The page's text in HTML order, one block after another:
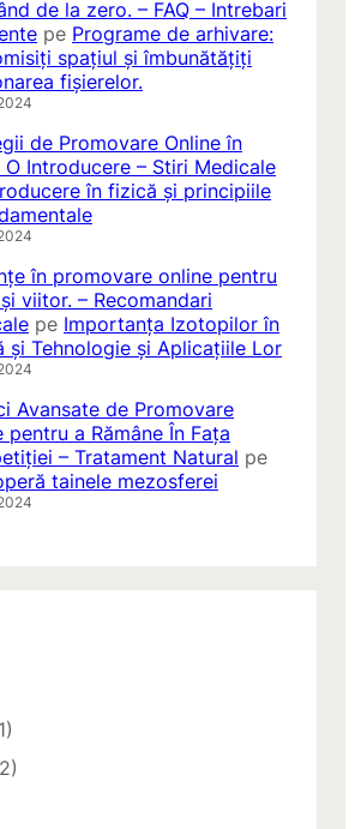
de la zero. – FAQ – Intrebari
pe Programe de arhivare:
spațiul și îmbunătățiți
fișierelor.
de Promovare Online în
O Introducere – Stiri Medicale
în fizică și principiile
în promovare online pentru
viitor. – Recomandari
pe Importanța Izotopilor în
și Tehnologie și Aplicațiile Lor
Avansate de Promovare
pentru a Rămâne În Fața
– Tratament Natural pe
tainele mezosferei